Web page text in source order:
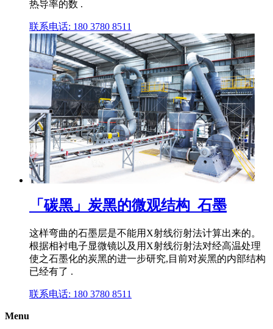
热导率的数 .
联系电话: 180 3780 8511
「碳黑」炭黑的微观结构_石墨
这样弯曲的石墨层是不能用X射线衍射法计算出来的。
根据相衬电子显微镜以及用X射线衍射法对经高温处理
使之石墨化的炭黑的进一步研究,目前对炭黑的内部结构
已经有了 .
联系电话: 180 3780 8511
Menu